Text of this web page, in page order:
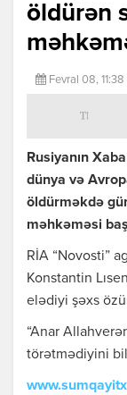
öldürən
Fevral 08, 11:38
Rusiyanın
dünya və
öldürməkdə
məhkəməsi
RİA “Novosti”
Konstantin
elədiyi şəxs
“Anar
törətmədiyini